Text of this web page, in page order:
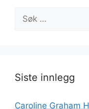
etter:
Siste innlegg
Caroline Graham